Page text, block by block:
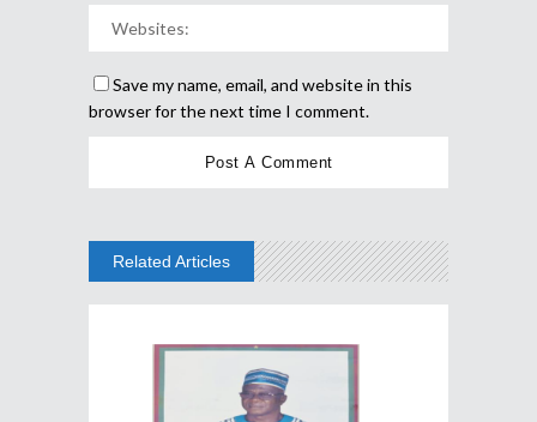
Save my name, email, and website in this
browser for the next time I comment.
Related Articles